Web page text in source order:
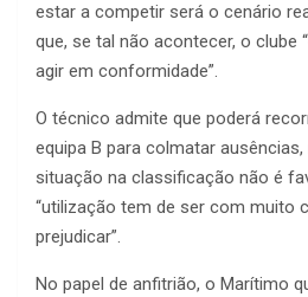
estar a competir será o cenário
que, se tal não acontecer, o clube
agir em conformidade”.
O técnico admite que poderá
equipa B para colmatar
situação na classificação não é
“utilização tem de ser com muito
prejudicar”.
No papel de anfitrião, o Marítimo